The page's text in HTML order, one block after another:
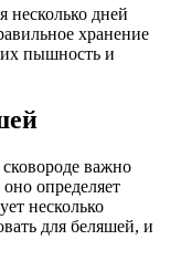
несколько дней
хранение
их пышность и
важно
определяет
несколько
для беляшей, и